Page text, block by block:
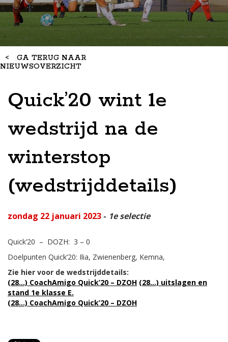
< GA TERUG NAAR
NIEUWSOVERZICHT
Quick’20 wint 1e
wedstrijd na de
winterstop
(wedstrijddetails)
zondag 22 januari 2023 - 1e selectie
Quick’20 – DOZH: 3 – 0
Doelpunten Quick’20: Ilia, Zwienenberg, Kemna,
Zie hier voor de wedstrijddetails:
(28…) CoachAmigo Quick’20 – DZOH (28…) uitslagen en
stand 1e klasse E.
(28…) CoachAmigo Quick’20 – DZOH